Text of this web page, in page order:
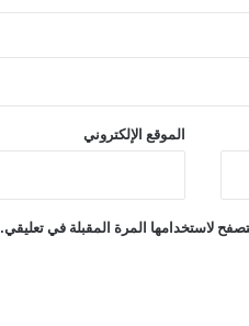
الموقع الإلكتروني
لاستخدامها المرة المقبلة في تعليقي.